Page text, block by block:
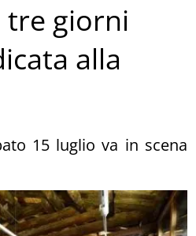
tre giorni
alla
15 luglio va in scena